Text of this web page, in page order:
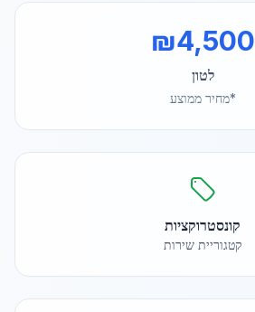
₪4,500
לטון
*מחיר ממוצע
קונסטרוקציות
קטגוריית שירות